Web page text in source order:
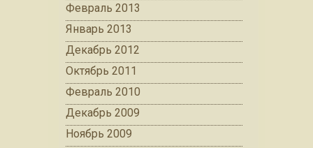
Февраль 2013
Январь 2013
Декабрь 2012
Октябрь 2011
Февраль 2010
Декабрь 2009
Ноябрь 2009